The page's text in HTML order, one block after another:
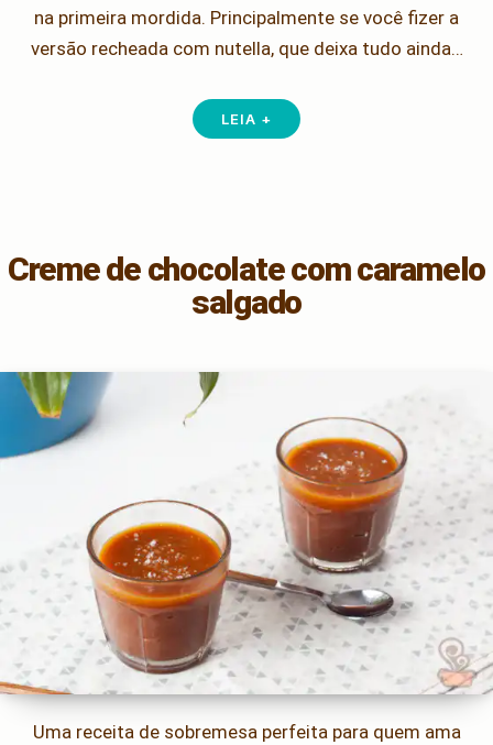
na primeira mordida. Principalmente se você fizer a
versão recheada com nutella, que deixa tudo ainda…
LEIA +
Creme de chocolate com caramelo
salgado
Uma receita de sobremesa perfeita para quem ama